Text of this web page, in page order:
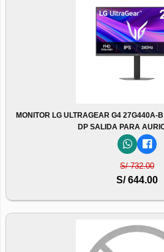
MONITOR LG ULTRAGEAR G4 27G440A-B
DP SALIDA PARA
S/ 732.00
S/ 644.00